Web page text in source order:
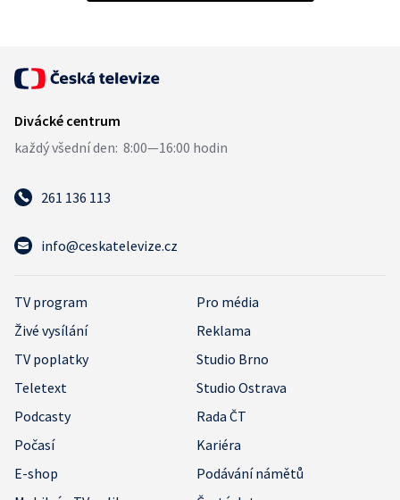
261 136 113
info@ceskatelevize.cz
TV program
Pro média
Živé vysílání
Reklama
TV poplatky
Studio Brno
Teletext
Studio Ostrava
Podcasty
Rada ČT
Počasí
Kariéra
E-shop
Podávání námětů